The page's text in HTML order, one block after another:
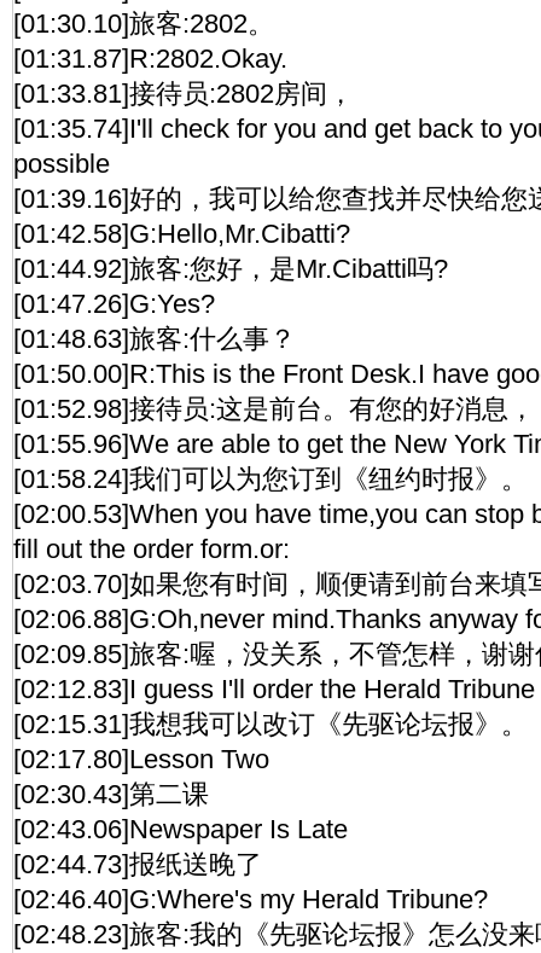
[01:30.10]旅客:2802。
[01:31.87]R:2802.Okay.
[01:33.81]接待员:2802房间，
[01:35.74]I'll check for you and get back to
possible
[01:39.16]好的，我可以给您查找并尽快给您
[01:42.58]G:Hello,Mr.Cibatti?
[01:44.92]旅客:您好，是Mr.Cibatti吗?
[01:47.26]G:Yes?
[01:48.63]旅客:什么事？
[01:50.00]R:This is the Front Desk.I have
[01:52.98]接待员:这是前台。有您的好消息，
[01:55.96]We are able to get the New York
[01:58.24]我们可以为您订到《纽约时报》。
[02:00.53]When you have time,you can stop
fill out the order form.or:
[02:03.70]如果您有时间，顺便请到前台来填
[02:06.88]G:Oh,never mind.Thanks anyway
[02:09.85]旅客:喔，没关系，不管怎样，谢
[02:12.83]I guess I'll order the Herald
[02:15.31]我想我可以改订《先驱论坛报》。
[02:17.80]Lesson Two
[02:30.43]第二课
[02:43.06]Newspaper Is Late
[02:44.73]报纸送晚了
[02:46.40]G:Where's my Herald Tribune?
[02:48.23]旅客:我的《先驱论坛报》怎么没